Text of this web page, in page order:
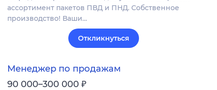
ассортимент пакетов ПВД и ПНД. Собственное
производство! Ваши…
Откликнуться
Менеджер по продажам
90 000–300 000 ₽